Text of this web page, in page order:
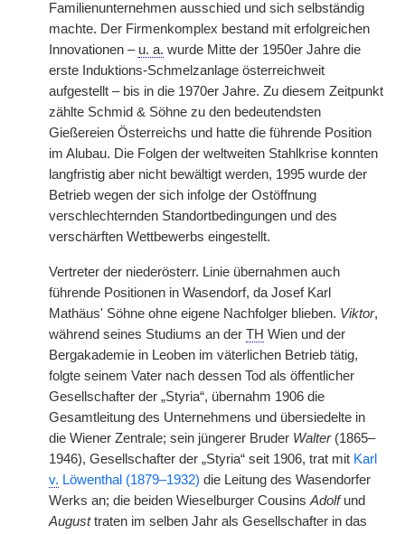
Familienunternehmen ausschied und sich selbständig
machte. Der Firmenkomplex bestand mit erfolgreichen
Innovationen – u. a. wurde Mitte der 1950er Jahre die
erste Induktions-Schmelzanlage österreichweit
aufgestellt – bis in die 1970er Jahre. Zu diesem Zeitpunkt
zählte Schmid & Söhne zu den bedeutendsten
Gießereien Österreichs und hatte die führende Position
im Alubau. Die Folgen der weltweiten Stahlkrise konnten
langfristig aber nicht bewältigt werden, 1995 wurde der
Betrieb wegen der sich infolge der Ostöffnung
verschlechternden Standortbedingungen und des
verschärften Wettbewerbs eingestellt.
Vertreter der niederösterr. Linie übernahmen auch
führende Positionen in Wasendorf, da Josef Karl
Mathäus' Söhne ohne eigene Nachfolger blieben. Viktor,
während seines Studiums an der TH Wien und der
Bergakademie in Leoben im väterlichen Betrieb tätig,
folgte seinem Vater nach dessen Tod als öffentlicher
Gesellschafter der „Styria“, übernahm 1906 die
Gesamtleitung des Unternehmens und übersiedelte in
die Wiener Zentrale; sein jüngerer Bruder Walter(1865–
1946), Gesellschafter der „Styria“ seit 1906, trat mit Karl
v. Löwenthal (1879–1932) die Leitung des Wasendorfer
Werks an; die beiden Wieselburger Cousins Adolfund
Augusttraten im selben Jahr als Gesellschafter in das